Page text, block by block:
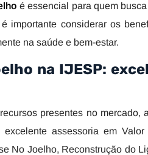
é essencial para quem
importante considerar os
na saúde e bem-estar.
na IJESP:
presentes no
assessoria em
No Joelho, Reconstrução do